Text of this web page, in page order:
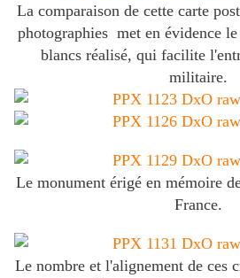
La comparaison de cette carte
photographies met en évidence
blancs réalisé, qui facilite
militaire.
Le monument érigé en mémoire
France.
Le nombre et l'alignement de ces